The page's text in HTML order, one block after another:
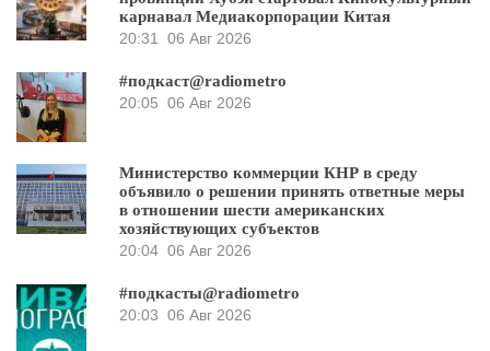
карнавал Медиакорпорации Китая
20:31
06 Авг 2026
#подкаст@radiometro
20:05 06 Авг 2026
Министерство коммерции КНР в среду
объявило о решении принять ответные меры
в отношении шести американских
хозяйствующих субъектов
20:04 06 Авг 2026
#подкасты@radiometro
20:03 06 Авг 2026